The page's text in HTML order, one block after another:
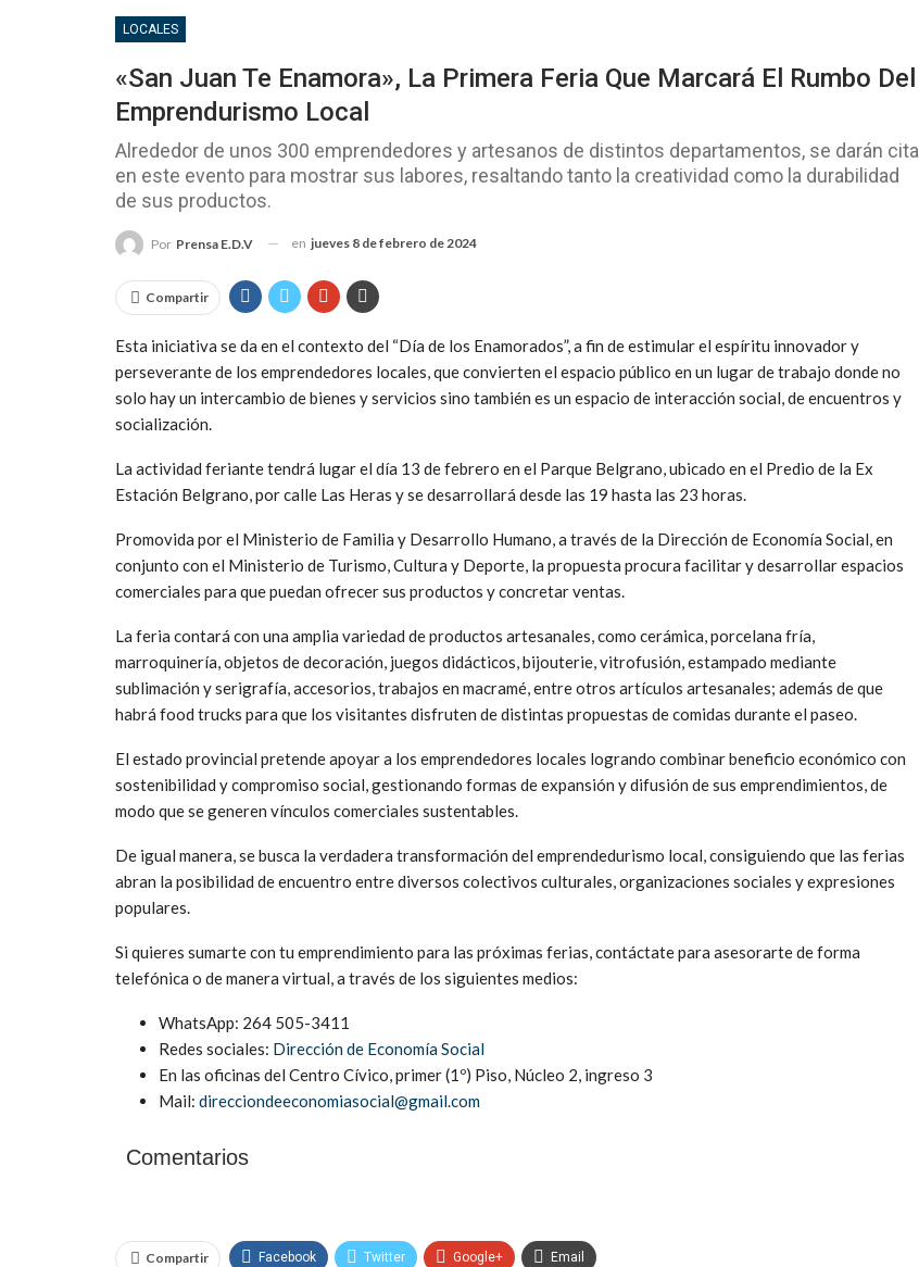
LOCALES
«San Juan Te Enamora», La Primera Feria Que Marcará El Rumbo Del
Emprendurismo Local
Alrededor de unos 300 emprendedores y artesanos de distintos departamentos, se darán cita
en este evento para mostrar sus labores, resaltando tanto la creatividad como la durabilidad
de sus productos.
Por Prensa E.D.V en jueves 8 de febrero de 2024
Compartir
Esta iniciativa se da en el contexto del “Día de los Enamorados”, a fin de estimular el espíritu innovador y
perseverante de los emprendedores locales, que convierten el espacio público en un lugar de trabajo donde no
solo hay un intercambio de bienes y servicios sino también es un espacio de interacción social, de encuentros y
socialización.
La actividad feriante tendrá lugar el día 13 de febrero en el Parque Belgrano, ubicado en el Predio de la Ex
Estación Belgrano, por calle Las Heras y se desarrollará desde las 19 hasta las 23 horas.
Promovida por el Ministerio de Familia y Desarrollo Humano, a través de la Dirección de Economía Social, en
conjunto con el Ministerio de Turismo, Cultura y Deporte, la propuesta procura facilitar y desarrollar espacios
comerciales para que puedan ofrecer sus productos y concretar ventas.
La feria contará con una amplia variedad de productos artesanales, como cerámica, porcelana fría,
marroquinería, objetos de decoración, juegos didácticos, bijouterie, vitrofusión, estampado mediante
sublimación y serigrafía, accesorios, trabajos en macramé, entre otros artículos artesanales; además de que
habrá food trucks para que los visitantes disfruten de distintas propuestas de comidas durante el paseo.
El estado provincial pretende apoyar a los emprendedores locales logrando combinar beneficio económico con
sostenibilidad y compromiso social, gestionando formas de expansión y difusión de sus emprendimientos, de
modo que se generen vínculos comerciales sustentables.
De igual manera, se busca la verdadera transformación del emprendedurismo local, consiguiendo que las ferias
abran la posibilidad de encuentro entre diversos colectivos culturales, organizaciones sociales y expresiones
populares.
Si quieres sumarte con tu emprendimiento para las próximas ferias, contáctate para asesorarte de forma
telefónica o de manera virtual, a través de los siguientes medios:
WhatsApp: 264 505-3411
Redes sociales: Dirección de Economía Social
En las oficinas del Centro Cívico, primer (1º) Piso, Núcleo 2, ingreso 3
Mail: direcciondeeconomiasocial@gmail.com
Comentarios
Compartir Facebook Twitter Google+ Email